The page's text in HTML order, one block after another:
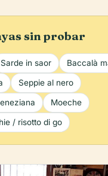
sin probar
Sarde in saor Baccalà
Seppie al nero
Moeche
/ risotto di go